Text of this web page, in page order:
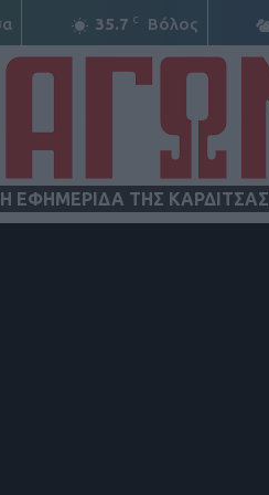
35.7 C Βόλος
ΕΦΗΜΕΡΙΔΑ ΤΗΣ ΚΑΡΔΙΤΣΑΣ